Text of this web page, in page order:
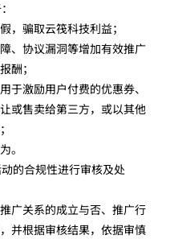
，骗取云筏科技利益；
、协议漏洞等增加有效推广
酬；
于激励用户付费的优惠券、
或售卖给第三方，或以其他
。
的合规性进行审核及处
广关系的成立与否、推广行
并根据审核结果，依据审慎